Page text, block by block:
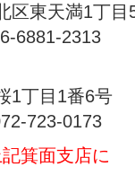
区東天満1丁目
6881-2313
1丁目1番6号
723-0173
箕面支店に